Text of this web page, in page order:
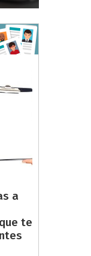
a
te